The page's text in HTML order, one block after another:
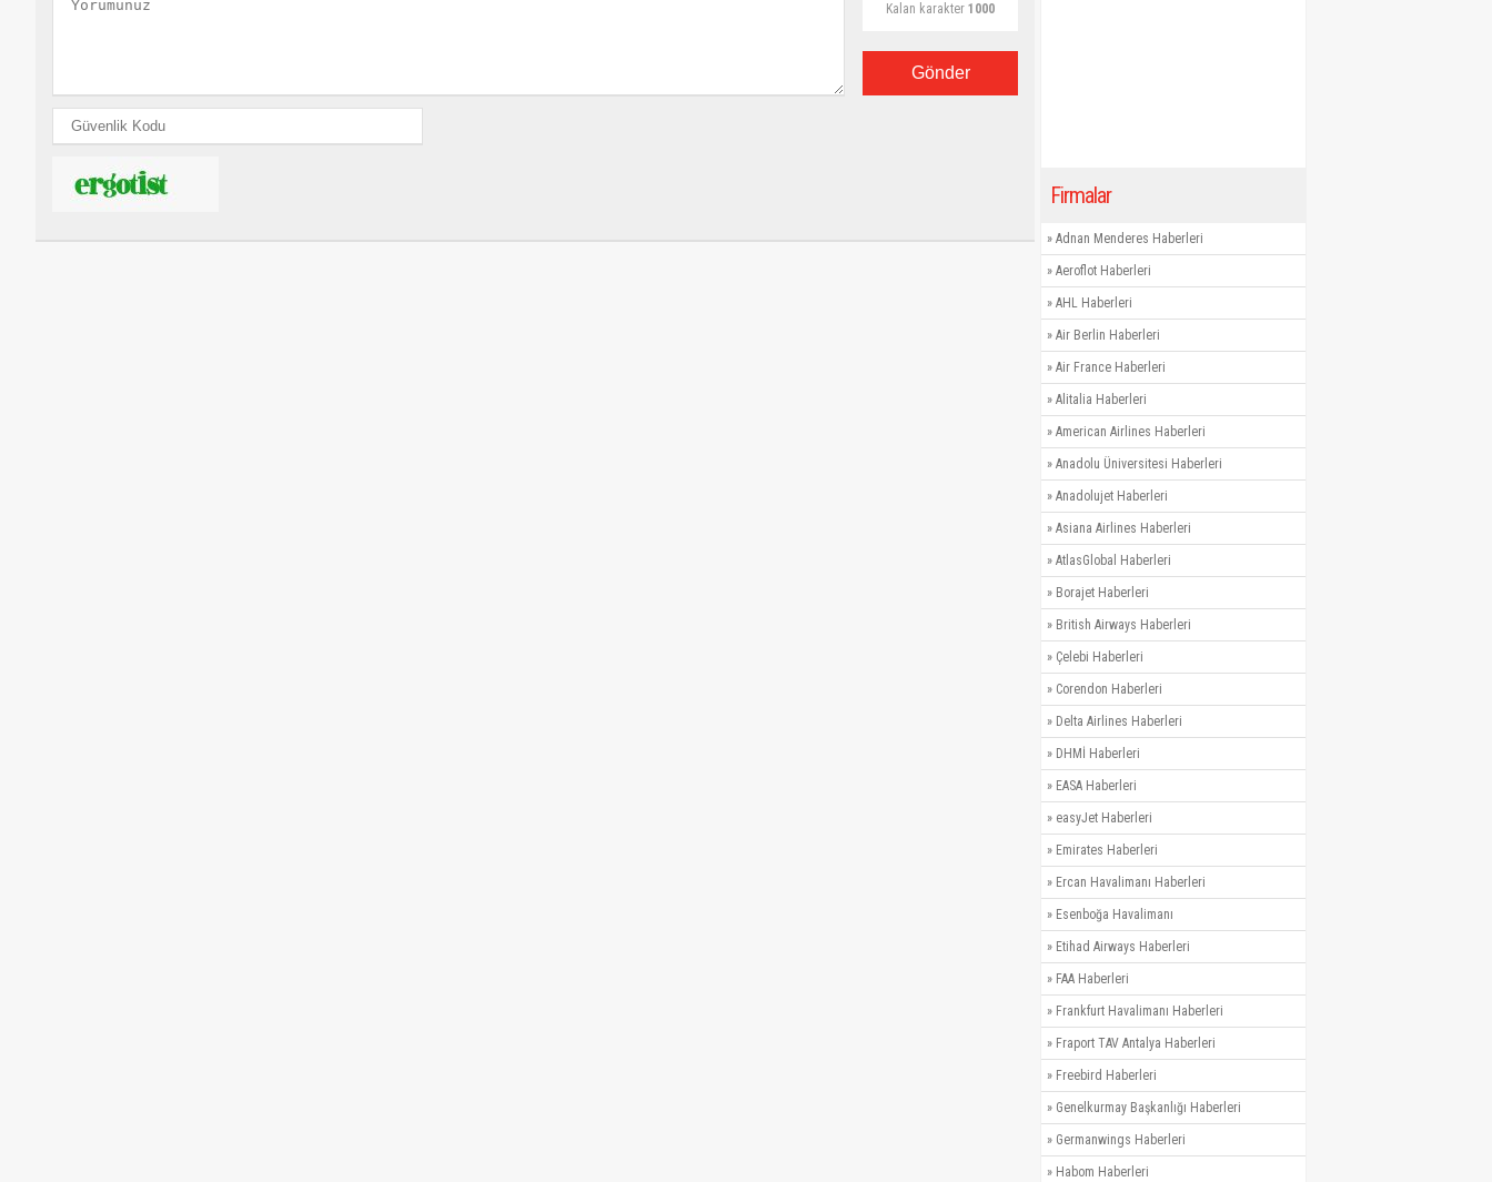
Kalan karakter 1000
Gönder
Firmalar
» Adnan Menderes Haberleri
» Aeroflot Haberleri
» AHL Haberleri
» Air Berlin Haberleri
» Air France Haberleri
» Alitalia Haberleri
» American Airlines Haberleri
» Anadolu Üniversitesi Haberleri
» Anadolujet Haberleri
» Asiana Airlines Haberleri
» AtlasGlobal Haberleri
» Borajet Haberleri
» British Airways Haberleri
» Çelebi Haberleri
» Corendon Haberleri
» Delta Airlines Haberleri
» DHMİ Haberleri
» EASA Haberleri
» easyJet Haberleri
» Emirates Haberleri
» Ercan Havalimanı Haberleri
» Esenboğa Havalimanı
» Etihad Airways Haberleri
» FAA Haberleri
» Frankfurt Havalimanı Haberleri
» Fraport TAV Antalya Haberleri
» Freebird Haberleri
» Genelkurmay Başkanlığı Haberleri
» Germanwings Haberleri
» Habom Haberleri